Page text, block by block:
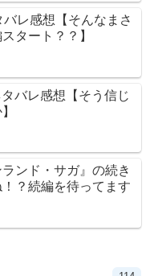
レ感想【そんなまさ
タート？？】
バレ感想【そう信じ
ンド・サガ』の続き
？続編を待ってます